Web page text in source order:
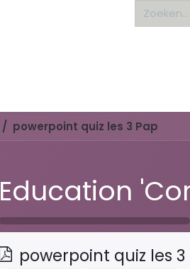
powerpoint quiz les 3 Pap
Education
powerpoint quiz les 3